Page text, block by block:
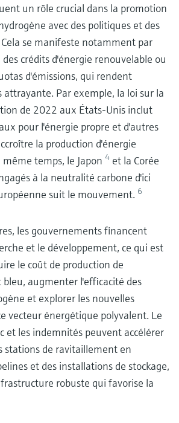
un rôle crucial dans la promotion
avec des politiques et des
se manifeste notamment par
crédits d'énergie renouvelable ou
d'émissions, qui rendent
attrayante. Par exemple, la loi sur la
de 2022 aux États-Unis inclut
pour l'énergie propre et d'autres
la production d'énergie
même temps, le Japon 4 et la Corée
à la neutralité carbone d'ici
suit le mouvement. 6
les gouvernements financent
et le développement, ce qui est
le coût de production de
augmenter l'efficacité des
et explorer les nouvelles
vecteur énergétique polyvalent. Le
et les indemnités peuvent accélérer
stations de ravitaillement en
et des installations de stockage,
robuste qui favorise la